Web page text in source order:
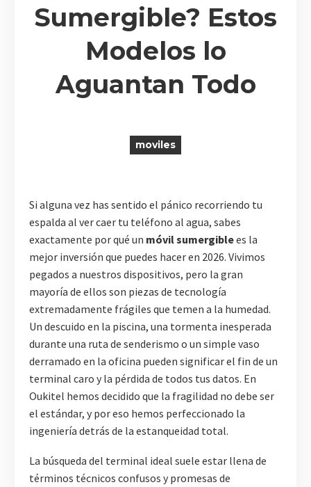
Sumergible? Estos
Modelos lo
Aguantan Todo
moviles
Si alguna vez has sentido el pánico recorriendo tu
espalda al ver caer tu teléfono al agua, sabes
exactamente por qué un móvil sumergiblees la
mejor inversión que puedes hacer en 2026. Vivimos
pegados a nuestros dispositivos, pero la gran
mayoría de ellos son piezas de tecnología
extremadamente frágiles que temen a la humedad.
Un descuido en la piscina, una tormenta inesperada
durante una ruta de senderismo o un simple vaso
derramado en la oficina pueden significar el fin de un
terminal caro y la pérdida de todos tus datos. En
Oukitel hemos decidido que la fragilidad no debe ser
el estándar, y por eso hemos perfeccionado la
ingeniería detrás de la estanqueidad total.
La búsqueda del terminal ideal suele estar llena de
términos técnicos confusos y promesas de